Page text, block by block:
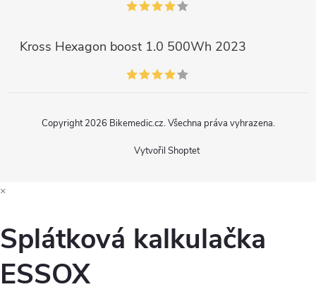
Kross Hexagon boost 1.0 500Wh 2023
Vytvořil Shoptet
Copyright 2026 Bikemedic.cz. Všechna práva vyhrazena.
×
Splátková kalkulačka
ESSOX